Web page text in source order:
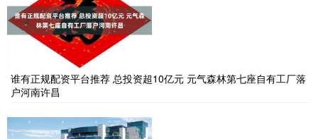
谁有正规配资平台推荐 总投资超10亿元 元气森林第七座自有工厂落
户河南许昌